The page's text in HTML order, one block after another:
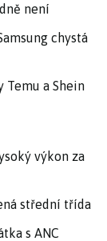
není
chystá
Temu a Shein
výkon za
střední třída
s ANC